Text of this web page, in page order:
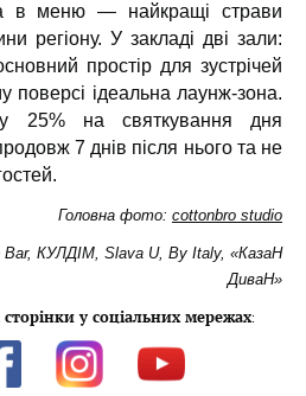
в меню — найкращі страви
регіону. У закладі дві зали:
простір для зустрічей
поверсі ідеальна лаунж-зона.
25% на святкування дня
7 днів після нього та не
Головна фото: cottonbro studio
КУЛДІМ, Slava U, By Italy, «КазаН
ДиваН»
у соціальних мережах: